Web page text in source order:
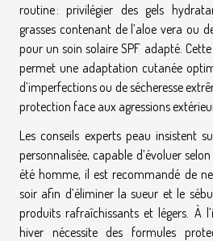
routine : privilégier des gels
grasses contenant de l’aloe vera ou
pour un soin solaire SPF adapté.
permet une adaptation cutanée
d’imperfections ou de sécheresse
protection face aux agressions
Les conseils experts peau insistent
personnalisée, capable d’évoluer
été homme, il est recommandé de
soir afin d’éliminer la sueur et le
produits rafraîchissants et légers. À
hiver nécessite des formules